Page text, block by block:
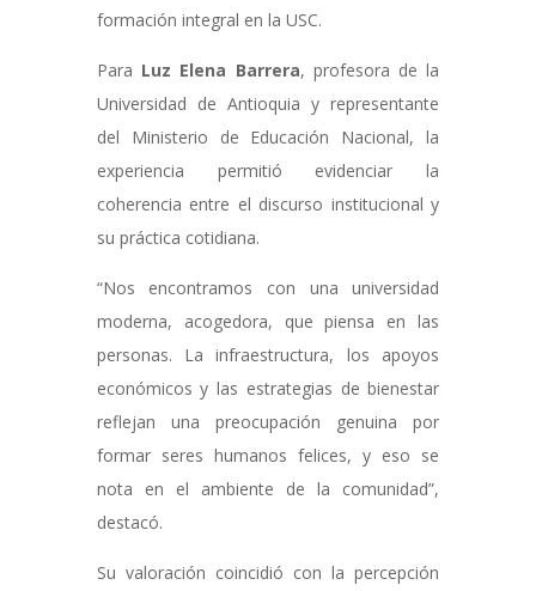
formación integral en la USC.
Para Luz Elena Barrera, profesora de la
Universidad de Antioquia y representante
del Ministerio de Educación Nacional, la
experiencia permitió evidenciar la
coherencia entre el discurso institucional y
su práctica cotidiana.
“Nos encontramos con una universidad
moderna, acogedora, que piensa en las
personas. La infraestructura, los apoyos
económicos y las estrategias de bienestar
reflejan una preocupación genuina por
formar seres humanos felices, y eso se
nota en el ambiente de la comunidad”,
destacó.
Su valoración coincidió con la percepción